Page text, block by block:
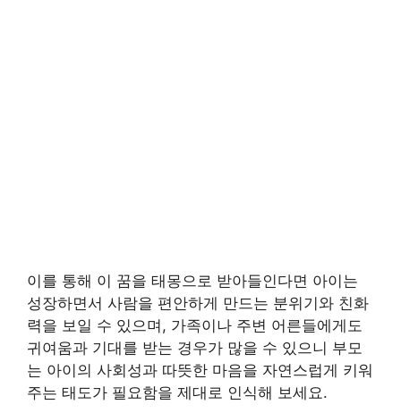
이를 통해 이 꿈을 태몽으로 받아들인다면 아이는
성장하면서 사람을 편안하게 만드는 분위기와 친화
력을 보일 수 있으며, 가족이나 주변 어른들에게도
귀여움과 기대를 받는 경우가 많을 수 있으니 부모
는 아이의 사회성과 따뜻한 마음을 자연스럽게 키워
주는 태도가 필요함을 제대로 인식해 보세요.